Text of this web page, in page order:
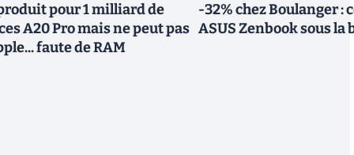
pour 1 milliard de
A20 Pro mais ne peut pas
faute de RAM
-32% chez Boulanger :
ASUS Zenbook sous la